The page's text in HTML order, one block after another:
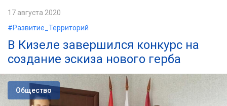
17 августа 2020
#Развитие_Территорий
В Кизеле завершился конкурс на
создание эскиза нового герба
Общество